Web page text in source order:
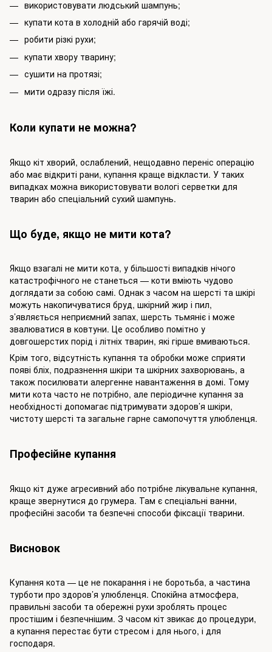
використовувати людський шампунь;
купати кота в холодній або гарячій воді;
робити різкі рухи;
купати хвору тварину;
сушити на протязі;
мити одразу після їжі.
Коли купати не можна?
Якщо кіт хворий, ослаблений, нещодавно переніс операцію
або має відкриті рани, купання краще відкласти. У таких
випадках можна використовувати вологі серветки для
тварин або спеціальний сухий шампунь.
Що буде, якщо не мити кота?
Якщо взагалі не мити кота, у більшості випадків нічого
катастрофічного не станеться — коти вміють чудово
доглядати за собою самі. Однак з часом на шерсті та шкірі
можуть накопичуватися бруд, шкірний жир і пил,
з’являється неприємний запах, шерсть тьмяніє і може
звалюватися в ковтуни. Це особливо помітно у
довгошерстих порід і літніх тварин, які гірше вмиваються.
Крім того, відсутність купання та обробки може сприяти
появі бліх, подразнення шкіри та шкірних захворювань, а
також посилювати алергенне навантаження в домі. Тому
мити кота часто не потрібно, але періодичне купання за
необхідності допомагає підтримувати здоров’я шкіри,
чистоту шерсті та загальне гарне самопочуття улюбленця.
Професійне купання
Якщо кіт дуже агресивний або потрібне лікувальне купання,
краще звернутися до грумера. Там є спеціальні ванни,
професійні засоби та безпечні способи фіксації тварини.
Висновок
Купання кота — це не покарання і не боротьба, а частина
турботи про здоров’я улюбленця. Спокійна атмосфера,
правильні засоби та обережні рухи зроблять процес
простішим і безпечнішим. З часом кіт звикає до процедури,
а купання перестає бути стресом і для нього, і для
господаря.